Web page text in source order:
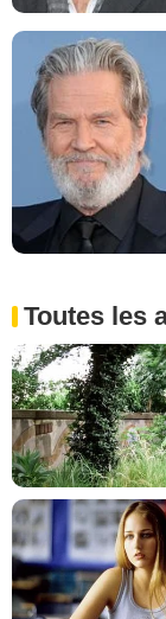
Toutes les